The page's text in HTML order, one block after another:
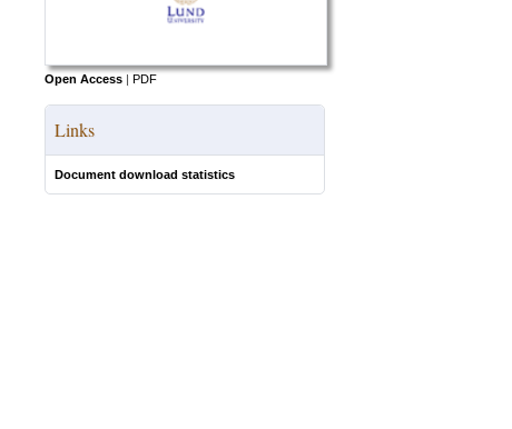
Open Access | PDF
Links
Document download statistics